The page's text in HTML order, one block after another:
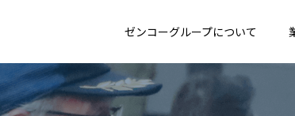
ゼンコーグループについて